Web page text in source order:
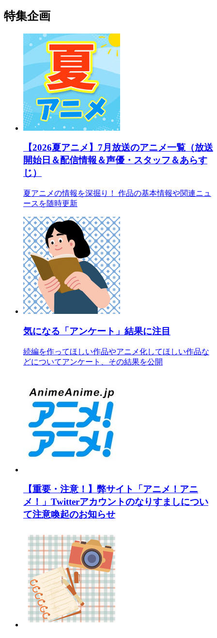
特集企画
【2026夏アニメ】7月放送のアニメ一覧（放送
開始日＆配信情報＆声優・スタッフ＆あらす
じ）
夏アニメの情報を深掘り！ 作品の基本情報や関連ニュ
ースを随時更新
気になる「アンケート」結果に注目
続編を作ってほしい作品やアニメ化してほしい作品な
どについてアンケート、その結果を公開
【重要・注意！】弊サイト「アニメ！アニ
メ！」Twitterアカウントのなりすましについ
て注意喚起のお知らせ